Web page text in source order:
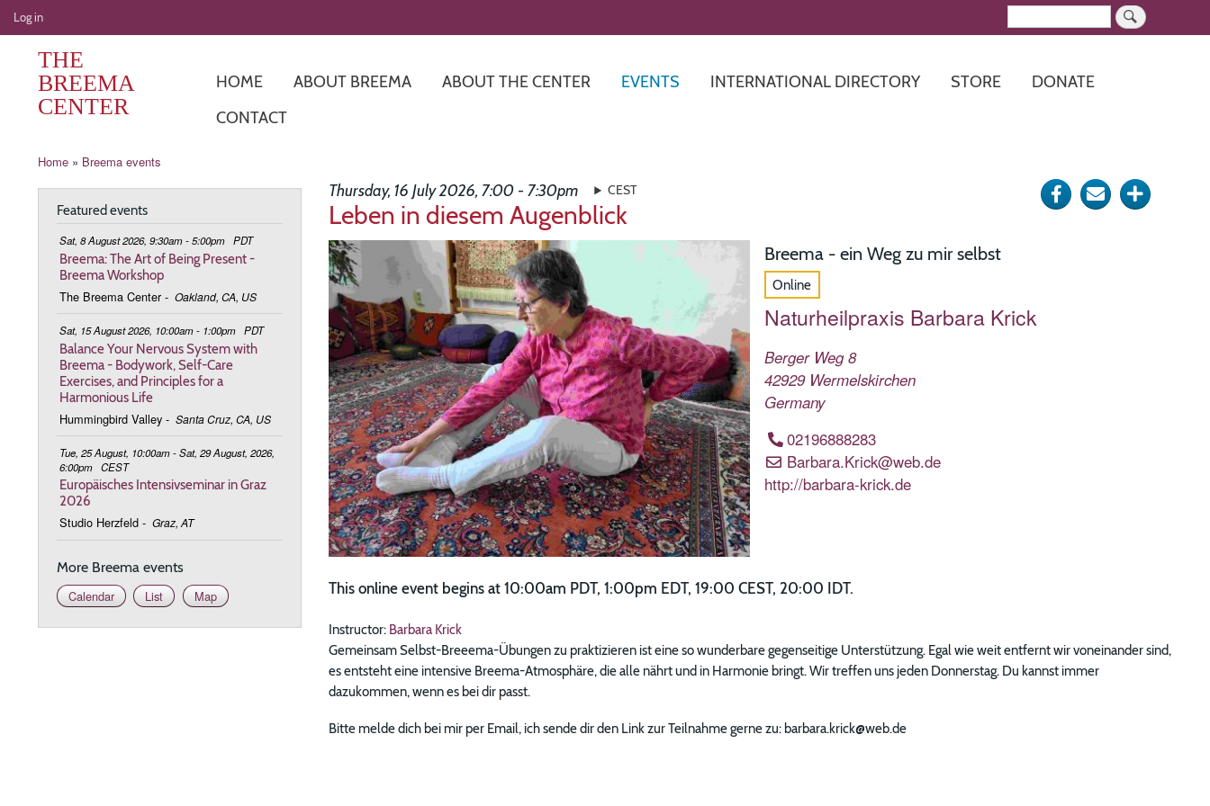
User
account
menu
Log in
Search
THE
BREEMA
CENTER
HOME ABOUT BREEMA ABOUT THE CENTER EVENTS INTERNATIONAL DIRECTORY STORE
DONATE
CONTACT
Breadcrumb
Home Breema events
ShareSend Click
Thursday, 16 July 2026, 7:00 - 7:30pm CEST
Leben in diesem Augenblick
Image Breema - ein Weg zu mir selbst
Online
Naturheilpraxis Barbara Krick
Berger Weg 8
42929 Wermelskirchen
Germany
02196888283
Barbara.Krick@web.de
http://barbara-krick.de
This online event begins at 10:00am PDT, 1:00pm EDT, 19:00 CEST, 20:00 IDT.
Instructor: Barbara Krick
Gemeinsam Selbst-Breeema-Übungen zu praktizieren ist eine so wunderbare gegenseitige Unterstützung. Egal wie weit entfernt wir voneinander sind,
es entsteht eine intensive Breema-Atmosphäre, die alle nährt und in Harmonie bringt. Wir treffen uns jeden Donnerstag. Du kannst immer
dazukommen, wenn es bei dir passt.
Bitte melde dich bei mir per Email, ich sende dir den Link zur Teilnahme gerne zu: barbara.krick@web.de
Featured events
Sat, 8 August 2026, 9:30am - 5:00pm PDT
Breema: The Art of Being Present -
Breema Workshop
The Breema Center - Oakland, CA, US
Sat, 15 August 2026, 10:00am - 1:00pm PDT
Balance Your Nervous System with
Breema - Bodywork, Self-Care
Exercises, and Principles for a
Harmonious Life
Hummingbird Valley - Santa Cruz, CA, US
Tue, 25 August, 10:00am - Sat, 29 August, 2026,
6:00pm CEST
Europäisches Intensivseminar in Graz
2026
Studio Herzfeld - Graz, AT
More Breema events
Calendar
List Map